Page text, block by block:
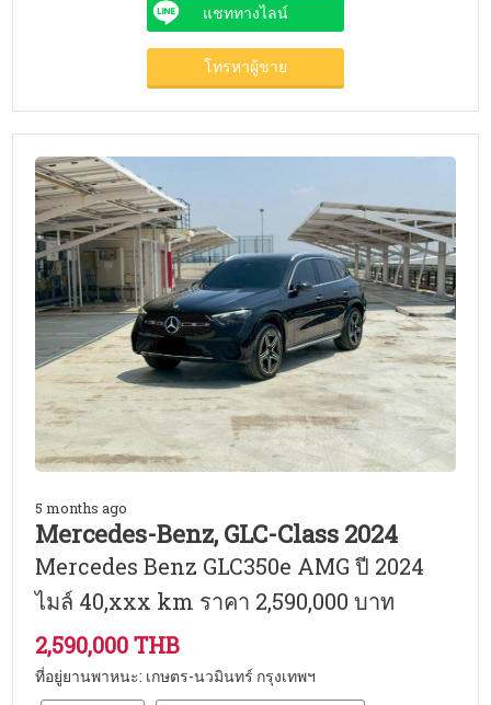
แชททางไลน์
โทรหาผู้ขาย
5 months ago
Mercedes-Benz, GLC-Class 2024
Mercedes Benz GLC350e AMG ปี 2024
ไมล์ 40,xxx km ราคา 2,590,000 บาท
2,590,000 THB
ที่อยู่ยานพาหนะ: เกษตร-นวมินทร์ กรุงเทพฯ